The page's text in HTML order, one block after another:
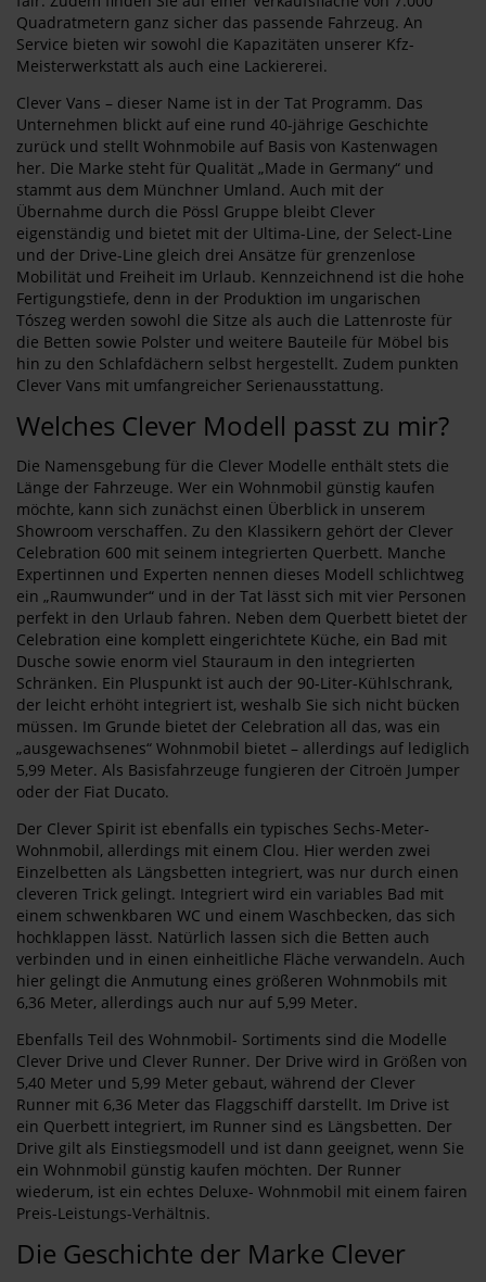
Quadratmetern ganz sicher das passende Fahrzeug. An
Service bieten wir sowohl die Kapazitäten unserer Kfz-
Meisterwerkstatt als auch eine Lackiererei.
Clever Vans – dieser Name ist in der Tat Programm. Das
Unternehmen blickt auf eine rund 40-jährige Geschichte
zurück und stellt Wohnmobile auf Basis von Kastenwagen
her. Die Marke steht für Qualität „Made in Germany“ und
stammt aus dem Münchner Umland. Auch mit der
Übernahme durch die Pössl Gruppe bleibt Clever
eigenständig und bietet mit der Ultima-Line, der Select-Line
und der Drive-Line gleich drei Ansätze für grenzenlose
Mobilität und Freiheit im Urlaub. Kennzeichnend ist die hohe
Fertigungstiefe, denn in der Produktion im ungarischen
Tószeg werden sowohl die Sitze als auch die Lattenroste für
die Betten sowie Polster und weitere Bauteile für Möbel bis
hin zu den Schlafdächern selbst hergestellt. Zudem punkten
Clever Vans mit umfangreicher Serienausstattung.
Welches Clever Modell passt zu mir?
Die Namensgebung für die Clever Modelle enthält stets die
Länge der Fahrzeuge. Wer ein Wohnmobil günstig kaufen
möchte, kann sich zunächst einen Überblick in unserem
Showroom verschaffen. Zu den Klassikern gehört der Clever
Celebration 600 mit seinem integrierten Querbett. Manche
Expertinnen und Experten nennen dieses Modell schlichtweg
ein „Raumwunder“ und in der Tat lässt sich mit vier Personen
perfekt in den Urlaub fahren. Neben dem Querbett bietet der
Celebration eine komplett eingerichtete Küche, ein Bad mit
Dusche sowie enorm viel Stauraum in den integrierten
Schränken. Ein Pluspunkt ist auch der 90-Liter-Kühlschrank,
der leicht erhöht integriert ist, weshalb Sie sich nicht bücken
müssen. Im Grunde bietet der Celebration all das, was ein
„ausgewachsenes“ Wohnmobil bietet – allerdings auf lediglich
5,99 Meter. Als Basisfahrzeuge fungieren der Citroën Jumper
oder der Fiat Ducato.
Der Clever Spirit ist ebenfalls ein typisches Sechs-Meter-
Wohnmobil, allerdings mit einem Clou. Hier werden zwei
Einzelbetten als Längsbetten integriert, was nur durch einen
cleveren Trick gelingt. Integriert wird ein variables Bad mit
einem schwenkbaren WC und einem Waschbecken, das sich
hochklappen lässt. Natürlich lassen sich die Betten auch
verbinden und in einen einheitliche Fläche verwandeln. Auch
hier gelingt die Anmutung eines größeren Wohnmobils mit
6,36 Meter, allerdings auch nur auf 5,99 Meter.
Ebenfalls Teil des Wohnmobil- Sortiments sind die Modelle
Clever Drive und Clever Runner. Der Drive wird in Größen von
5,40 Meter und 5,99 Meter gebaut, während der Clever
Runner mit 6,36 Meter das Flaggschiff darstellt. Im Drive ist
ein Querbett integriert, im Runner sind es Längsbetten. Der
Drive gilt als Einstiegsmodell und ist dann geeignet, wenn Sie
ein Wohnmobil günstig kaufen möchten. Der Runner
wiederum, ist ein echtes Deluxe- Wohnmobil mit einem fairen
Preis-Leistungs-Verhältnis.
Die Geschichte der Marke Clever